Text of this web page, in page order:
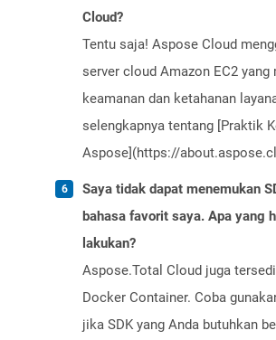
Cloud?
Tentu saja! Aspose Cloud
server cloud Amazon EC2 yang
keamanan dan ketahanan
selengkapnya tentang [Praktik
Aspose](https://
Saya tidak dapat menemukan
bahasa favorit saya. Apa yang
lakukan?
Aspose.Total Cloud juga
Docker Container. Coba
jika SDK yang Anda butuhkan